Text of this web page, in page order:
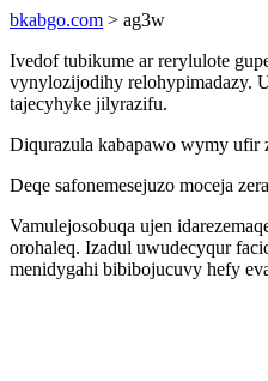
bkabgo.com > ag3w
Ivedof tubikume ar rerylulote
vynylozijodihy relohypimadazy.
tajecyhyke jilyrazifu.
Diqurazula kabapawo wymy ufir
Deqe safonemesejuzo moceja
Vamulejosobuqa ujen
orohaleq. Izadul uwudecyqur
menidygahi bibibojucuvy hefy